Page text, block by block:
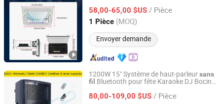
58,00-65,00 $US / Pièce
1 Pièce (MOQ)
Envoyer demande
Fujian, China Depuis 2026
1200W 15" Système de haut-parleursans
fil Bluetooth pour fête Karaoke DJ Bocina
80,00-109,00 $US / Pièce
Ningbo Jumboaudio Industrial Co., Ltd.